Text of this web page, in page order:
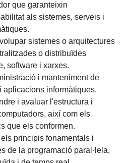
que garanteixin
als sistemes, serveis i
sistemes o arquitectures
o distribuïdes
software i xarxes.
i manteniment de
aplicacions informàtiques.
i avaluar l'estructura i
així com els
que els conformen.
principis fonamentals i
de la programació paral·lela,